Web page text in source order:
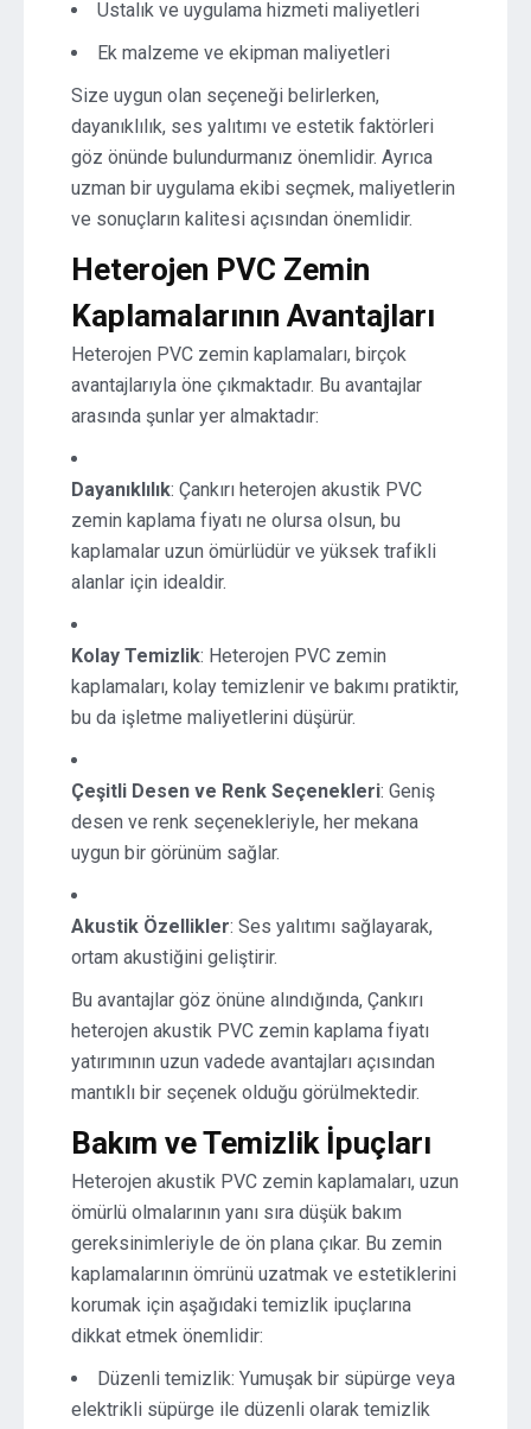
Ustalık ve uygulama hizmeti maliyetleri
Ek malzeme ve ekipman maliyetleri
Size uygun olan seçeneği belirlerken,
dayanıklılık, ses yalıtımı ve estetik faktörleri
göz önünde bulundurmanız önemlidir. Ayrıca
uzman bir uygulama ekibi seçmek, maliyetlerin
ve sonuçların kalitesi açısından önemlidir.
Heterojen PVC Zemin
Kaplamalarının Avantajları
Heterojen PVC zemin kaplamaları, birçok
avantajlarıyla öne çıkmaktadır. Bu avantajlar
arasında şunlar yer almaktadır:
Dayanıklılık: Çankırı heterojen akustik PVC
zemin kaplama fiyatı ne olursa olsun, bu
kaplamalar uzun ömürlüdür ve yüksek trafikli
alanlar için idealdir.
Kolay Temizlik: Heterojen PVC zemin
kaplamaları, kolay temizlenir ve bakımı pratiktir,
bu da işletme maliyetlerini düşürür.
Çeşitli Desen ve Renk Seçenekleri: Geniş
desen ve renk seçenekleriyle, her mekana
uygun bir görünüm sağlar.
Akustik Özellikler: Ses yalıtımı sağlayarak,
ortam akustiğini geliştirir.
Bu avantajlar göz önüne alındığında, Çankırı
heterojen akustik PVC zemin kaplama fiyatı
yatırımının uzun vadede avantajları açısından
mantıklı bir seçenek olduğu görülmektedir.
Bakım ve Temizlik İpuçları
Heterojen akustik PVC zemin kaplamaları, uzun
ömürlü olmalarının yanı sıra düşük bakım
gereksinimleriyle de ön plana çıkar. Bu zemin
kaplamalarının ömrünü uzatmak ve estetiklerini
korumak için aşağıdaki temizlik ipuçlarına
dikkat etmek önemlidir:
Düzenli temizlik: Yumuşak bir süpürge veya
elektrikli süpürge ile düzenli olarak temizlik